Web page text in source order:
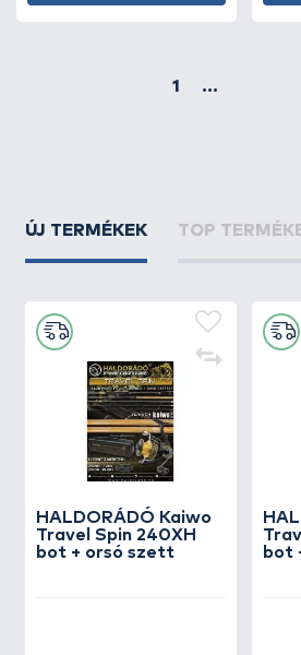
1
...
ÚJ TERMÉKEK TOP
HALDORÁDÓ Kaiwo
Travel Spin 240XH
bot + orsó szett
bot